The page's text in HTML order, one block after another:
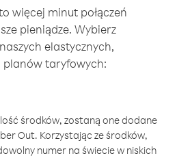
więcej minut połączeń
pieniądze. Wybierz
elastycznych,
taryfowych:
środków, zostaną one dodane
Out. Korzystając ze środków,
numer na świecie w niskich